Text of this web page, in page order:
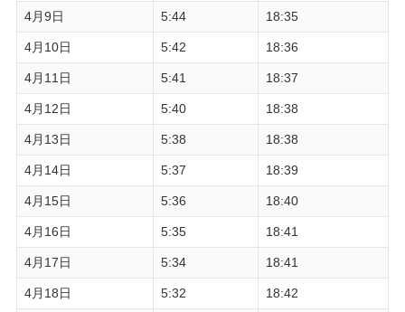
4月9日 5:44 18:35
4月10日 5:42 18:36
4月11日 5:41 18:37
4月12日 5:40 18:38
4月13日 5:38 18:38
4月14日 5:37 18:39
4月15日 5:36 18:40
4月16日 5:35 18:41
4月17日 5:34 18:41
4月18日 5:32 18:42